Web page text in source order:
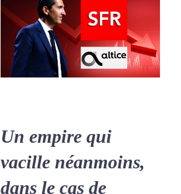
Un empire qui
vacille néanmoins,
dans le cas de